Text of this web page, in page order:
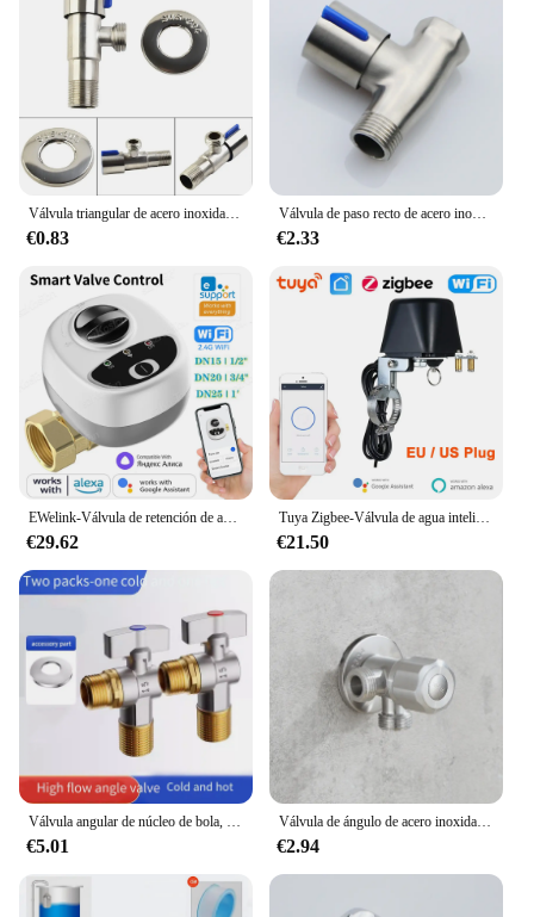
Válvula triangular de acero inoxidable para baño, interruptor de válvula de parada de agua para inodoro, grifo de cocina, accesorios para herramientas
€0.83
Válvula de paso recto de acero inoxidable 304, válvula triangular de parada de agua, cable interior y exterior de 1/2 'para tubería de agua
€2.33
EWelink-Válvula de retención de agua con WiFi, dispositivo inteligente con temporizador de Control inalámbrico, funciona con Alexa, Google Alice, DN15/DN20/DN25
€29.62
Tuya Zigbee-Válvula de agua inteligente para el hogar, controlador de agua de Gas para jardín, temporizador por voz con aplicación Smart Life para alexa y Google
€21.50
Válvula angular de núcleo de bola, válvula de parada de agua de gran flujo G1/2, interruptor de flujo de agua caliente y fría, grifo de válvula de control
€5.01
Válvula de ángulo de acero inoxidable 304 G1/2x1/2, calentador de agua, entrada de inodoro, válvula de parada de agua, válvula de ángulo de grifo
€2.94